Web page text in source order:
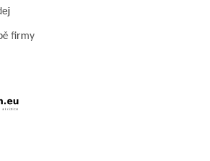
firmy